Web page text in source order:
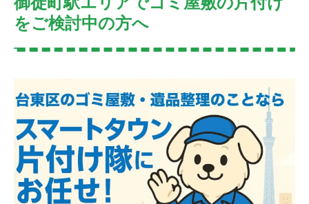
をご検討中の方へ